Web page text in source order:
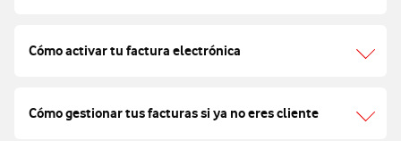
Cómo activar tu factura electrónica
Cómo gestionar tus facturas si ya no eres cliente